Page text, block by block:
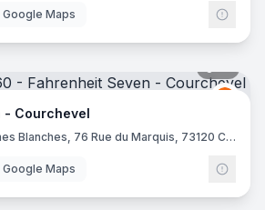
Google Maps
- Courchevel
Résidence les Cimes Blanches, 76 Rue du Marquis, 73120 Courchevel
Google Maps